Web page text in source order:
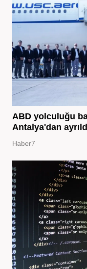
ABD yolculuğu
Antalya'dan
Haber7